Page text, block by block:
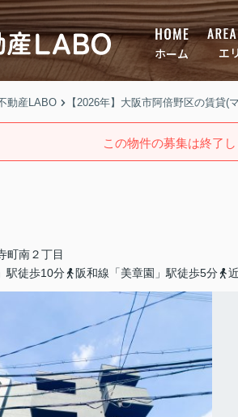
ホーム エ
動産LABO 【2026年】大阪市阿倍野区の賃貸(
この物件の募集は終了し
町南２丁目
駅徒歩10分
阪和線「美章園」駅徒歩5分